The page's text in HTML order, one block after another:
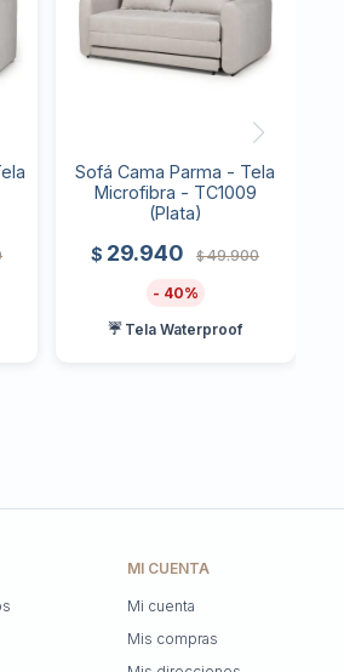
Sofá Cama Parma - Tela
Microfibra - TC1009
(Plata)
$ 29.940 $ 49.900
40
☔ Tela Waterproof
MI CUENTA
Mi cuenta
Mis compras